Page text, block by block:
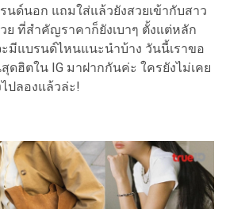
นด์นอก แถมใส่แล้วยังสวยเข้ากับสาว
ย ที่สำคัญราคาก็ยังเบาๆ ตั้งแต่หลัก
มีแบรนด์ไหนแนะนำบ้าง วันนี้เราขอ
ฮิตใน IG มาฝากกันค่ะ ใครยังไม่เคย
ปลองแล้วล่ะ!